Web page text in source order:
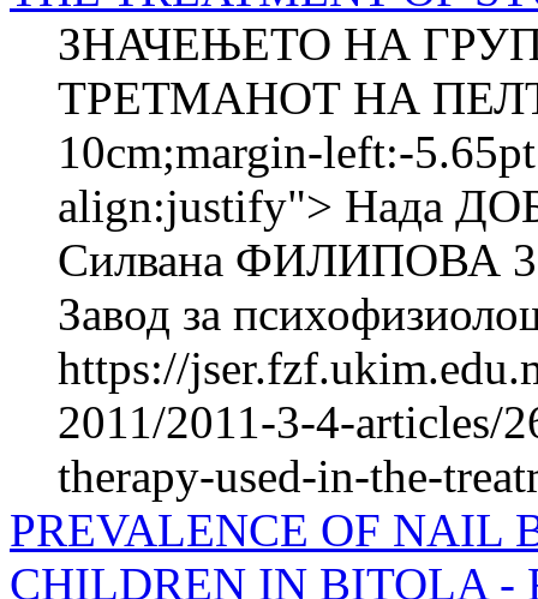
ЗНАЧЕЊЕТО НА
ТРЕТМАНОТ НА
10cm;margin-left:-
align:justify"> Нада
Силвана ФИЛИПОВА
Завод за
https://
2011/2011-3-4-articles/
therapy-used-in-the-
PREVALENCE OF NAIL
CHILDREN IN BITOLA -